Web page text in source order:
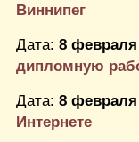
Виннипег
Дата: 8 февраля
дипломную
Дата: 8 февраля
Интернете